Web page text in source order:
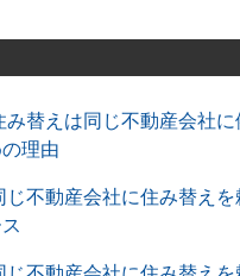
替えは同じ不動産会社に
理由
不動産会社に住み替えを